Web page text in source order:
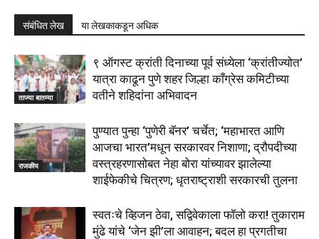
संबंधित लेख या लेखकाकडून अधिक
ताज्या बातम्या
९ ऑगस्ट क्रांती दिनाच्या पूर्व संध्येला ‘क्रांतीज्योत’
यात्रा काढून पुणे शहर जिल्हा काँग्रेस कमिटीच्या
वतीने शहिदांना अभिवादन
राजकीय
पुण्यात पुन्हा ‘पुणेरी बॅनर’ चर्चेत; ‘महाभारत आणि
आजचा भारत’मधून सरकारवर निशाणा; द्रौपदीच्या
वस्त्रहरणासोबत नेहा बोरा यांच्यावर झालेल्या
शाईफेकीचे चित्रण; धृतराष्ट्राशी सरकारची तुलना
स्वतःचे व्हिजन ठेवा, सद्विवेकाला फॉलो करा! तुकाराम
मुंढे यांचे ‘जेन झी’ला आवाहन; बदल हा प्रगतीचा